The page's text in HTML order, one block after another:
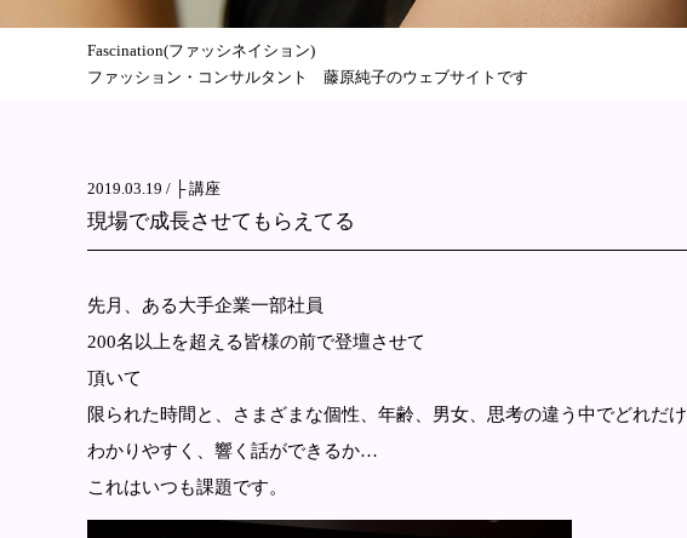
Fascination(ファッシネイション)
ファッション・コンサルタント 藤原純子のウェブサイトです
2019.03.19 / ├ 講座
現場で成長させてもらえてる
先月、ある大手企業一部社員
200名以上を超える皆様の前で登壇させて
頂いて
限られた時間と、さまざまな個性、年齢、男女、思考の違う中でどれだけ
わかりやすく、響く話ができるか…
これはいつも課題です。